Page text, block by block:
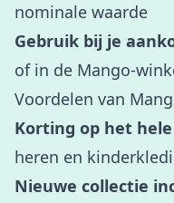
nominale waarde
Gebruik bij je
of in de Mango-
Voordelen van
Korting op het
heren en
Nieuwe collectie